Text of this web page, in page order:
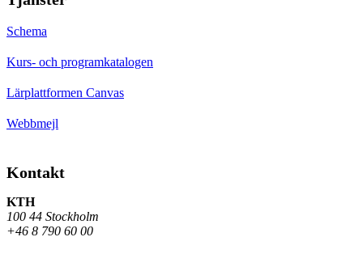
Schema
Kurs- och programkatalogen
Lärplattformen Canvas
Webbmejl
Kontakt
KTH
100 44 Stockholm
+46 8 790 60 00